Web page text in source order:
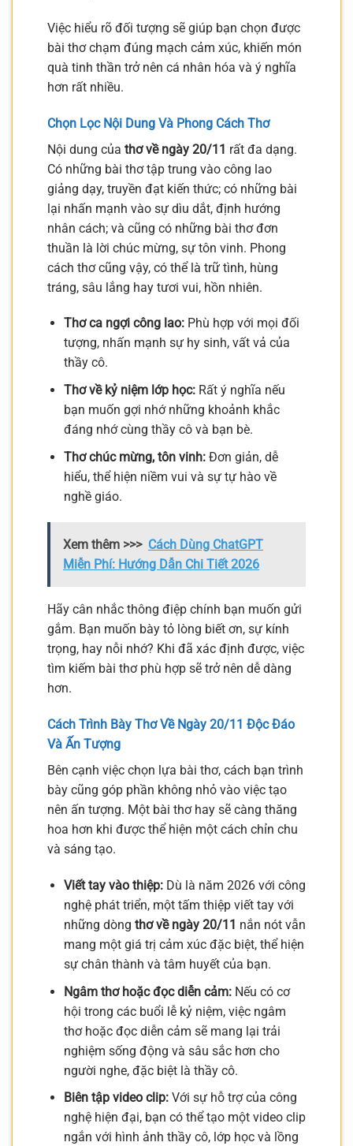
Việc hiểu rõ đối tượng sẽ giúp bạn chọn được
bài thơ chạm đúng mạch cảm xúc, khiến món
quà tinh thần trở nên cá nhân hóa và ý nghĩa
hơn rất nhiều.
Chọn Lọc Nội Dung Và Phong Cách Thơ
Nội dung của thơ về ngày 20/11 rất đa dạng.
Có những bài thơ tập trung vào công lao
giảng dạy, truyền đạt kiến thức; có những bài
lại nhấn mạnh vào sự dìu dắt, định hướng
nhân cách; và cũng có những bài thơ đơn
thuần là lời chúc mừng, sự tôn vinh. Phong
cách thơ cũng vậy, có thể là trữ tình, hùng
tráng, sâu lắng hay tươi vui, hồn nhiên.
Thơ ca ngợi công lao:Phù hợp với mọi đối
tượng, nhấn mạnh sự hy sinh, vất vả của
thầy cô.
Thơ về kỷ niệm lớp học:Rất ý nghĩa nếu
bạn muốn gợi nhớ những khoảnh khắc
đáng nhớ cùng thầy cô và bạn bè.
Thơ chúc mừng, tôn vinh:Đơn giản, dễ
hiểu, thể hiện niềm vui và sự tự hào về
nghề giáo.
Xem thêm >>> Cách Dùng ChatGPT
Miễn Phí: Hướng Dẫn Chi Tiết 2026
Hãy cân nhắc thông điệp chính bạn muốn gửi
gắm. Bạn muốn bày tỏ lòng biết ơn, sự kính
trọng, hay nỗi nhớ? Khi đã xác định được, việc
tìm kiếm bài thơ phù hợp sẽ trở nên dễ dàng
hơn.
Cách Trình Bày Thơ Về Ngày 20/11 Độc Đáo
Và Ấn Tượng
Bên cạnh việc chọn lựa bài thơ, cách bạn trình
bày cũng góp phần không nhỏ vào việc tạo
nên ấn tượng. Một bài thơ hay sẽ càng thăng
hoa hơn khi được thể hiện một cách chỉn chu
và sáng tạo.
Viết tay vào thiệp:Dù là năm 2026 với công
nghệ phát triển, một tấm thiệp viết tay với
những dòng thơ về ngày 20/11 nắn nót vẫn
mang một giá trị cảm xúc đặc biệt, thể hiện
sự chân thành và tâm huyết của bạn.
Ngâm thơ hoặc đọc diễn cảm:Nếu có cơ
hội trong các buổi lễ kỷ niệm, việc ngâm
thơ hoặc đọc diễn cảm sẽ mang lại trải
nghiệm sống động và sâu sắc hơn cho
người nghe, đặc biệt là thầy cô.
Biên tập video clip:Với sự hỗ trợ của công
nghệ hiện đại, bạn có thể tạo một video clip
ngắn với hình ảnh thầy cô, lớp học và lồng